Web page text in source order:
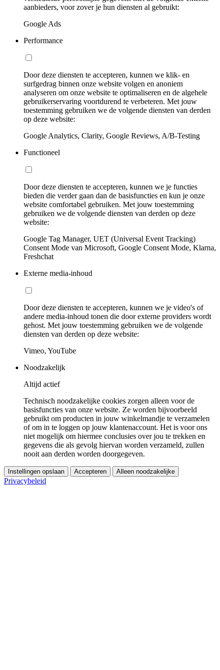
aanbieders, voor zover je hun diensten al gebruikt:
Google Ads
Performance
Door deze diensten te accepteren, kunnen we klik- en
surfgedrag binnen onze website volgen en anoniem
analyseren om onze website te optimaliseren en de algehele
gebruikerservaring voortdurend te verbeteren. Met jouw
toestemming gebruiken we de volgende diensten van derden
op deze website:
Google Analytics, Clarity, Google Reviews, A/B-Testing
Functioneel
Door deze diensten te accepteren, kunnen we je functies
bieden die verder gaan dan de basisfuncties en kun je onze
website comfortabel gebruiken. Met jouw toestemming
gebruiken we de volgende diensten van derden op deze
website:
Google Tag Manager, UET (Universal Event Tracking)
Consent Mode van Microsoft, Google Consent Mode, Klarna,
Freshchat
Externe media-inhoud
Door deze diensten te accepteren, kunnen we je video's of
andere media-inhoud tonen die door externe providers wordt
gehost. Met jouw toestemming gebruiken we de volgende
diensten van derden op deze website:
Vimeo, YouTube
Noodzakelijk
Altijd actief
Technisch noodzakelijke cookies zorgen alleen voor de
basisfuncties van onze website. Ze worden bijvoorbeeld
gebruikt om producten in jouw winkelmandje te verzamelen
of om in te loggen op jouw klantenaccount. Het is voor ons
niet mogelijk om hiermee conclusies over jou te trekken en
gegevens die als gevolg hiervan worden verzameld, zullen
nooit aan derden worden doorgegeven.
Instellingen opslaan Accepteren Alleen noodzakelijke
Privacybeleid